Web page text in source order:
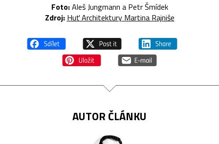
Foto:Aleš Jungmann a Petr Šmídek
Zdroj: Huť Architektury Martina Rajniše
AUTOR ČLÁNKU